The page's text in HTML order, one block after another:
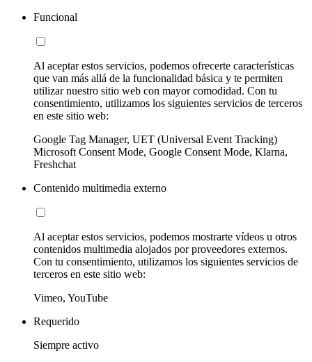
Funcional
Al aceptar estos servicios, podemos ofrecerte características
que van más allá de la funcionalidad básica y te permiten
utilizar nuestro sitio web con mayor comodidad. Con tu
consentimiento, utilizamos los siguientes servicios de terceros
en este sitio web:
Google Tag Manager, UET (Universal Event Tracking)
Microsoft Consent Mode, Google Consent Mode, Klarna,
Freshchat
Contenido multimedia externo
Al aceptar estos servicios, podemos mostrarte vídeos u otros
contenidos multimedia alojados por proveedores externos.
Con tu consentimiento, utilizamos los siguientes servicios de
terceros en este sitio web:
Vimeo, YouTube
Requerido
Siempre activo